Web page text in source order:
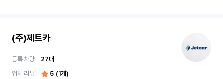
(주)제트카
등록 차량 27대
업체 리뷰
5 (1개)